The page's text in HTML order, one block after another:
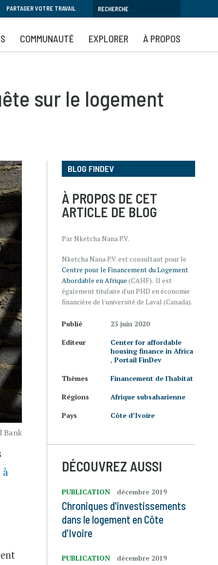
PARTAGER VOTRE TRAVAIL
COMMUNAUTÉ EXPLORER À PROPOS
sur le logement
Bank
à
BLOG FINDEV
À PROPOS DE CET
ARTICLE DE BLOG
Par Nketcha Nana P.V.
Nketcha Nana P.V. est consultant pour le
Centre pour le Financement du Logement
Abordable en Afrique (CAHF). Il est
également titulaire d'un PHD en économie
financière de l'université de Laval (Canada).
Publié
23 juin 2020
Editeur
Center for affordable
housing finance in Africa
, Portail FinDev
Thèmes
Financement de l'habitat
Régions
Afrique subsaharienne
Pays
Côte d’Ivoire
DÉCOUVREZ AUSSI
PUBLICATION décembre 2019
Chroniques d'investissements
dans le logement en Côte
d'Ivoire
PUBLICATION décembre 2019